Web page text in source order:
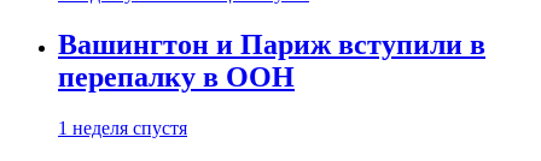
Вашингтон и Париж вступили в
перепалку в ООН
1 неделя спустя